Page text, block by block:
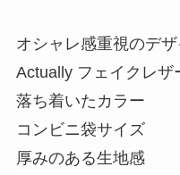
オシャレ感重視のデ
Actually フェイクレザ
落ち着いたカラー
コンビニ袋サイズ
厚みのある生地感